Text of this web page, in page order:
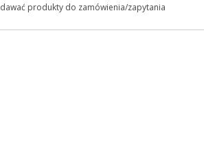
produkty do zamówienia/zapytania